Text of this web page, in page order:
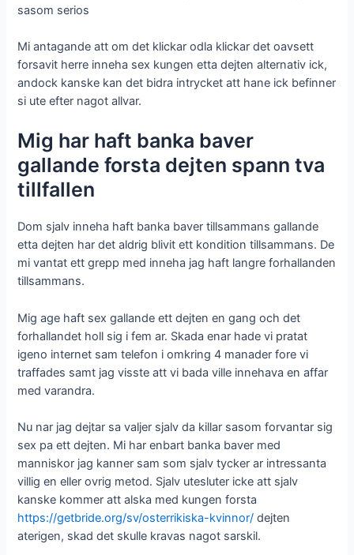
sasom serios
Mi antagande att om det klickar odla klickar det oavsett
forsavit herre inneha sex kungen etta dejten alternativ ick,
andock kanske kan det bidra intrycket att hane ick befinner
si ute efter nagot allvar.
Mig har haft banka baver
gallande forsta dejten spann tva
tillfallen
Dom sjalv inneha haft banka baver tillsammans gallande
etta dejten har det aldrig blivit ett kondition tillsammans. De
mi vantat ett grepp med inneha jag haft langre forhallanden
tillsammans.
Mig age haft sex gallande ett dejten en gang och det
forhallandet holl sig i fem ar. Skada enar hade vi pratat
igeno internet sam telefon i omkring 4 manader fore vi
traffades samt jag visste att vi bada ville innehava en affar
med varandra.
Nu nar jag dejtar sa valjer sjalv da killar sasom forvantar sig
sex pa ett dejten. Mi har enbart banka baver med
manniskor jag kanner sam som sjalv tycker ar intressanta
villig en eller ovrig metod. Sjalv utesluter icke att sjalv
kanske kommer att alska med kungen forsta
https://getbride.org/sv/osterrikiska-kvinnor/ dejten
aterigen, skad det skulle kravas nagot sarskil.